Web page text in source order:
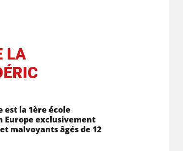
LA
est la 1ère école
Europe exclusivement
malvoyants âgés de 12